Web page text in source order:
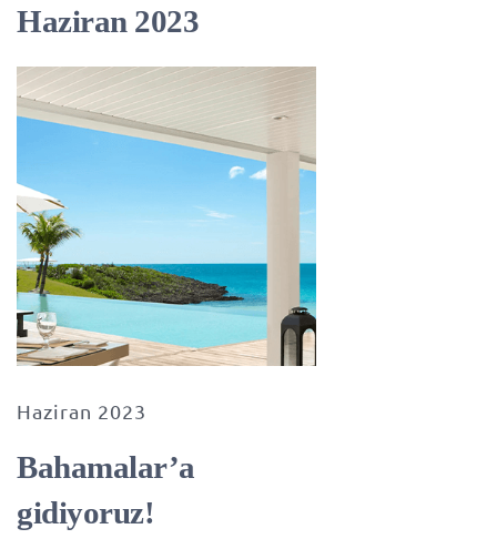
Haziran 2023
Haziran 2023
Bahamalar’a
gidiyoruz!